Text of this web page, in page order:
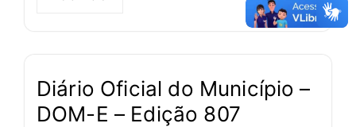
Diário Oficial do Município –
DOM-E – Edição 807